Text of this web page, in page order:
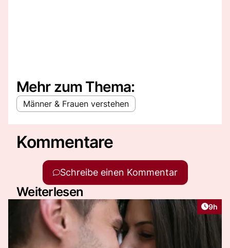
Mehr zum Thema:
Männer & Frauen verstehen
Kommentare
Schreibe einen Kommentar
Weiterlesen
9h